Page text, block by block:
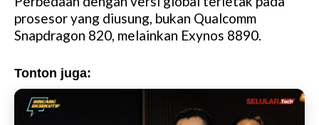
prosesor yang diusung, bukan Qualcomm
Snapdragon 820, melainkan Exynos 8890.
Tonton juga: